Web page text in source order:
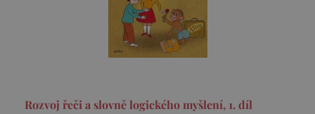
Rozvoj řeči a slovně logického myšlení, 1. díl